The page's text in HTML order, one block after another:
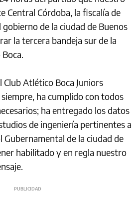
Central Córdoba, la fiscalía de
de la ciudad de Buenos
la tercera bandeja sur de la
Club Atlético Boca Juniors
ha cumplido con todos
ha entregado los datos
de ingeniería pertinentes a
Gubernamental de la ciudad de
habilitado y en regla nuestro